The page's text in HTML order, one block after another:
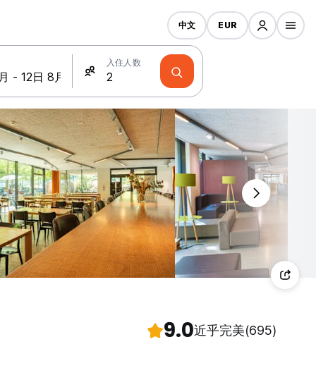
入住人数
中文 EUR
9.0近乎完美(695)